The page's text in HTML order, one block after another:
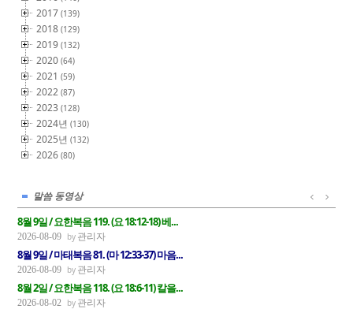
2017(139)
2018(129)
2019(132)
2020(64)
2021(59)
2022(87)
2023(128)
2024년(130)
2025년(132)
2026(80)
말씀 동영상
8월 9일 / 요한복음 119. (요 18:12-18) 베...
2026-08-09 관리자
8월 9일 / 마태복음 81. (마 12:33-37) 마음...
2026-08-09 관리자
8월 2일 / 요한복음 118. (요 18:6-11) 칼을...
2026-08-02 관리자